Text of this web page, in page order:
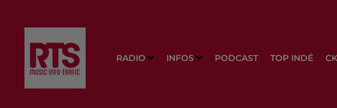
RADIO INFOS PODCAST TOP INDÉ